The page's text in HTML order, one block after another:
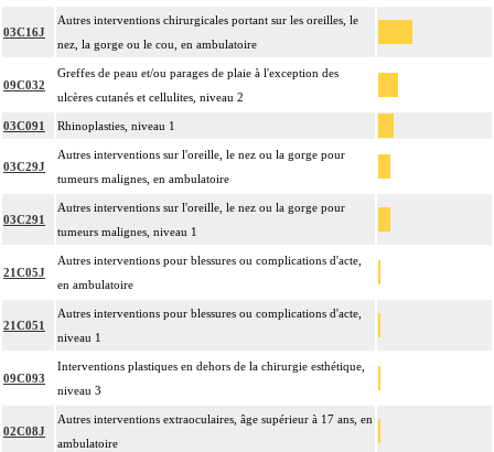
03C16J
Autres interventions chirurgicales portant sur les oreilles, le
nez, la gorge ou le cou, en ambulatoire
09C032
Greffes de peau et/ou parages de plaie à l'exception des
ulcères cutanés et cellulites, niveau 2
03C091 Rhinoplasties, niveau 1
03C29J
Autres interventions sur l'oreille, le nez ou la gorge pour
tumeurs malignes, en ambulatoire
03C291
Autres interventions sur l'oreille, le nez ou la gorge pour
tumeurs malignes, niveau 1
21C05J
Autres interventions pour blessures ou complications d'acte,
en ambulatoire
21C051
Autres interventions pour blessures ou complications d'acte,
niveau 1
09C093
Interventions plastiques en dehors de la chirurgie esthétique,
niveau 3
02C08J
Autres interventions extraoculaires, âge supérieur à 17 ans, en
ambulatoire